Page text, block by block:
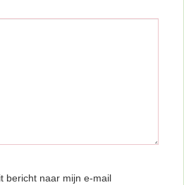
bericht naar mijn e-mail